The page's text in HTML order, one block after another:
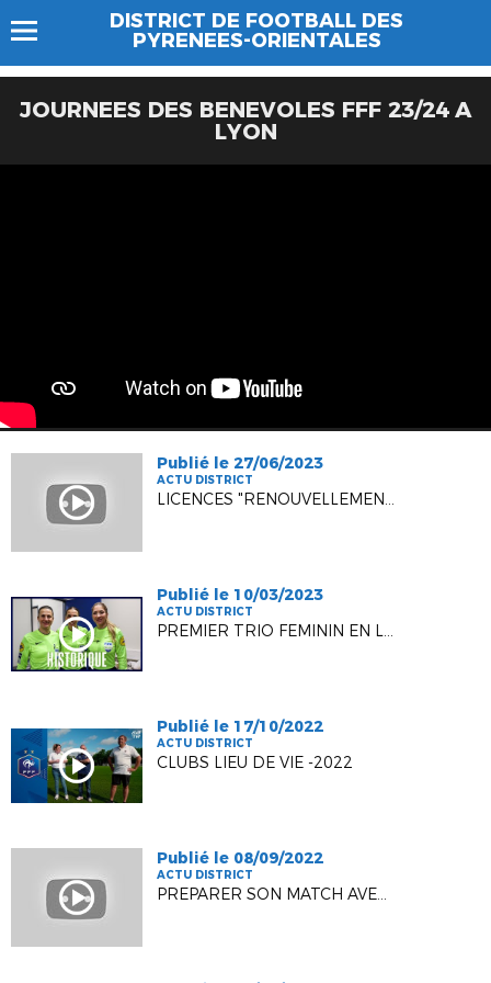
DISTRICT DE FOOTBALL DES
PYRENEES-ORIENTALES
JOURNEES DES BENEVOLES FFF 23/24 A
LYON
Publié le 27/06/2023
ACTU DISTRICT
LICENCES "RENOUVELLEMENT" DEMATERIALISEES
Publié le 10/03/2023
ACTU DISTRICT
PREMIER TRIO FEMININ EN LIGUE 1
Publié le 17/10/2022
ACTU DISTRICT
CLUBS LIEU DE VIE -2022
Publié le 08/09/2022
ACTU DISTRICT
PREPARER SON MATCH AVEC UNE FMI